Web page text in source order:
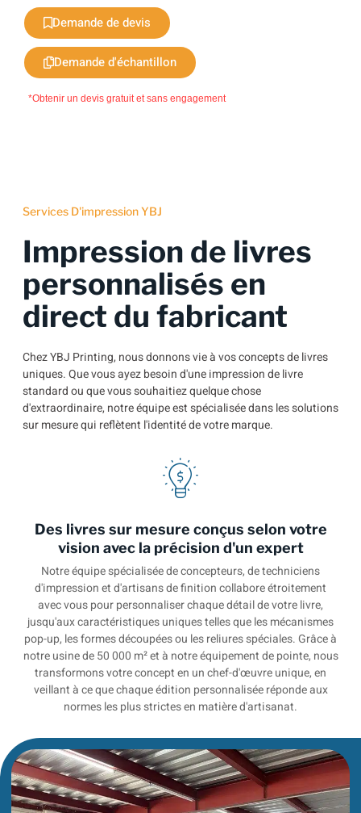
Demande de devis
Demande d'échantillon
*Obtenir un devis gratuit et sans engagement
Services D'impression YBJ
Impression de livres
personnalisés en
direct du fabricant
Chez YBJ Printing, nous donnons vie à vos concepts de livres
uniques. Que vous ayez besoin d'une impression de livre
standard ou que vous souhaitiez quelque chose
d'extraordinaire, notre équipe est spécialisée dans les solutions
sur mesure qui reflètent l'identité de votre marque.
Des livres sur mesure conçus selon votre
vision avec la précision d'un expert
Notre équipe spécialisée de concepteurs, de techniciens
d'impression et d'artisans de finition collabore étroitement
avec vous pour personnaliser chaque détail de votre livre,
jusqu'aux caractéristiques uniques telles que les mécanismes
pop-up, les formes découpées ou les reliures spéciales. Grâce à
notre usine de 50 000 m² et à notre équipement de pointe, nous
transformons votre concept en un chef-d'œuvre unique, en
veillant à ce que chaque édition personnalisée réponde aux
normes les plus strictes en matière d'artisanat.